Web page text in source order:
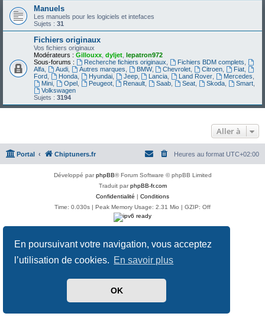
En poursuivant votre navigation, vous acceptez
l’utilisation de cookies. En savoir plus
OK
Manuels
Les manuels pour les logiciels et intefaces
Sujets : 31
Fichiers originaux
Vos fichiers originaux
Modérateurs : Gillouxx dyljet lepatron972
Sous-forums :
Recherche fichiers originaux Fichiers BDM complets
Alfa
Audi, Autres marques BMW, Chevrolet Citroen Fiat
Ford
Honda, Hyundai, Jeep, Lancia Land Rover Mercedes
Mini, Opel, Peugeot, Renault Saab Seat Skoda, Smart,
Volkswagen
Sujets : 3194
Aller à
Portal Chiptuners.fr Heures au format UTC+02:00
Développé parphpBB® Forum Software © phpBB Limited
Traduit parphpBB-fr.com
Confidentialité | Conditions
Time: 0.030s | Peak Memory Usage: 2.31 Mio | GZIP: Off